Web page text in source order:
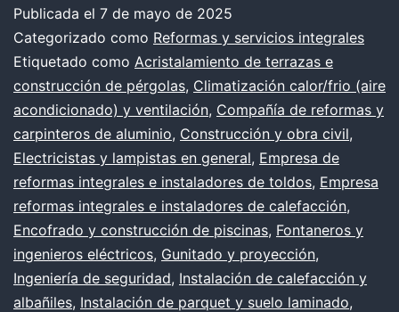
O
Publicada el 7 de mayo de 2025
Categorizado como Reformas y servicios integrales
Etiquetado como Acristalamiento de terrazas e
construcción de pérgolas, Climatización calor/frio (aire
acondicionado) y ventilación, Compañía de reformas y
carpinteros de aluminio, Construcción y obra civil,
Electricistas y lampistas en general, Empresa de
reformas integrales e instaladores de toldos, Empresa
reformas integrales e instaladores de calefacción,
Encofrado y construcción de piscinas, Fontaneros y
ingenieros eléctricos, Gunitado y proyección,
Ingeniería de seguridad, Instalación de calefacción y
albañiles, Instalación de parquet y suelo laminado,